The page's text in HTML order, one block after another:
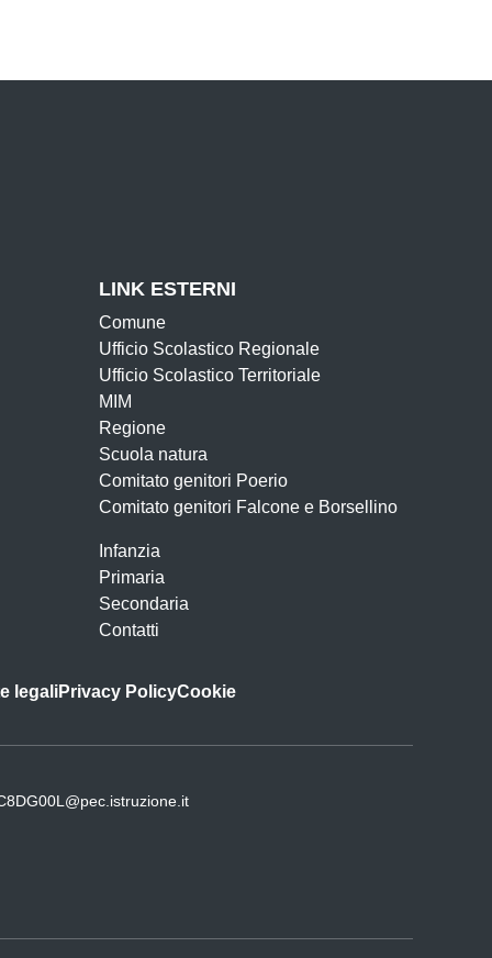
LINK ESTERNI
Comune
Ufficio Scolastico Regionale
Ufficio Scolastico Territoriale
MIM
Regione
Scuola natura
Comitato genitori Poerio
Comitato genitori Falcone e Borsellino
Infanzia
Primaria
Secondaria
Contatti
legaliPrivacy PolicyCookie